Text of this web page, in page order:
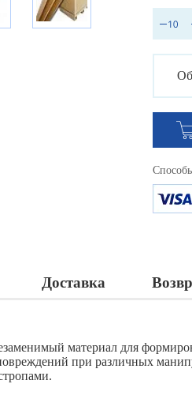
Доставка
материал для
при различных